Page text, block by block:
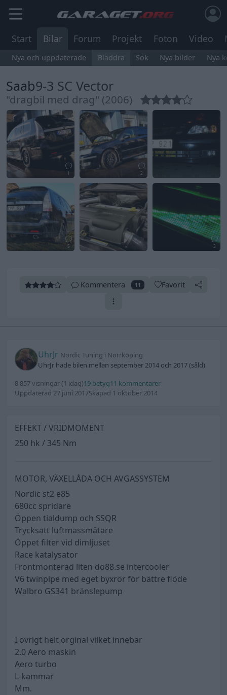
Start Bilar Forum Projekt Foton Video
Nya och uppdaterade Bläddra Sök Nya bilder Nya
Saab9-3 SC Vector
"dragbil med drag" (2006)
1 2
5 3
Kommentera 11 Favorit
UhrJr Nordic Tuning i Norrköping
UhrJr hade bilen mellan september 2014 och 2017 (såld)
8 857 visningar (1 idag)19 betyg11 kommentarer
Uppdaterad 27 juni 2017Skapad 1 oktober 2014
EFFEKT / VRIDMOMENT
250 hk / 345 Nm
MOTOR, VÄXELLÅDA OCH AVGASSYSTEM
Nordic st2 e85
680cc spridare
Öppen tialdump och SSQR
Trycksatt luftmassmätare
Öppet filter vid dimljuset
Race katalysator
Frontmonterad liten do88.se intercooler
V6 twinpipe med eget byxrör för bättre flöde
Walbro GS341 bränslepump
I övrigt helt orginal vilket innebär
2.0 Aero maskin
Aero turbo
L-kammar
Mm.